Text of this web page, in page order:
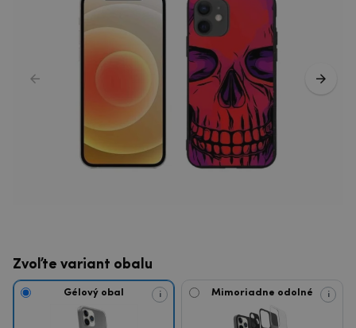
Zvoľte variant obalu
Gélový obal i Mimoriadne odolné i